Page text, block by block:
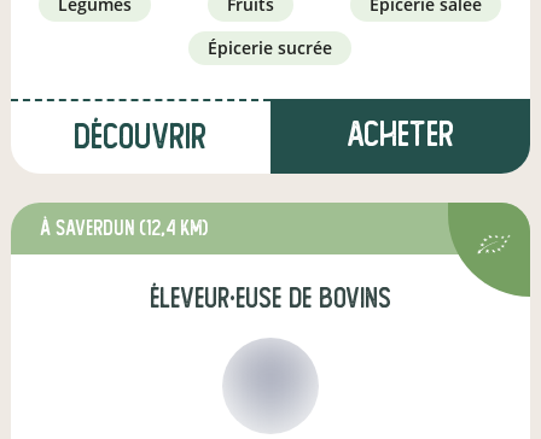
épicerie sucrée
Découvrir Acheter
à Saverdun (12,4 km)
éleveur·euse de bovins